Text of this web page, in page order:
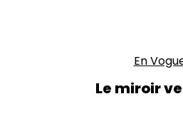
En
Le miroir